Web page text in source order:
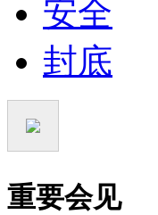
安全
封底
重要会见